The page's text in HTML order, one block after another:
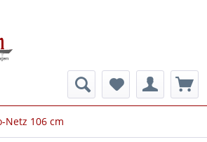
Netz 106 cm